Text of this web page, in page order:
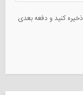
کنید و دفعه بعدی